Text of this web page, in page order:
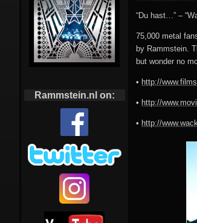
“Du hast…” –
75,000 metal
by Rammstein.
but wonder no
• http://
• http://
• http://
Rammstein.nl on: